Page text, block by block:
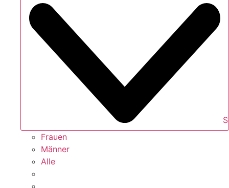
Frauen
Männer
Alle